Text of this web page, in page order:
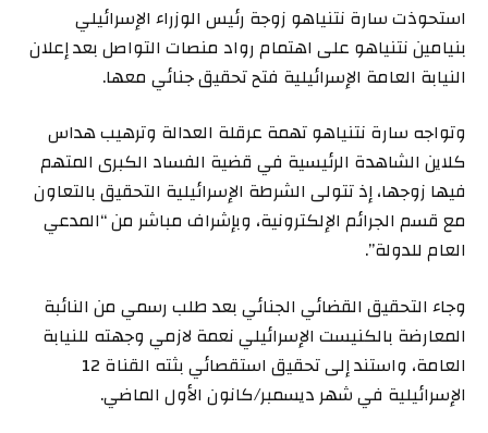
استحوذت سارة نتنياهو زوجة رئيس الوزراء الإسرائيلي
بنيامين نتنياهو على اهتمام رواد منصات التواصل بعد إعلان
النيابة العامة الإسرائيلية فتح تحقيق جنائي معها.
وتواجه سارة نتنياهو تهمة عرقلة العدالة وترهيب هداس
كلاين الشاهدة الرئيسية في قضية الفساد الكبرى المتهم
فيها زوجها، إذ تتولى الشرطة الإسرائيلية التحقيق بالتعاون
مع قسم الجرائم الإلكترونية، وبإشراف مباشر من “المدعي
العام للدولة”.
وجاء التحقيق القضائي الجنائي بعد طلب رسمي من النائبة
المعارضة بالكنيست الإسرائيلي نعمة لازمي وجهته للنيابة
العامة، واستند إلى تحقيق استقصائي بثته القناة 12
الإسرائيلية في شهر ديسمبر/كانون الأول الماضي.